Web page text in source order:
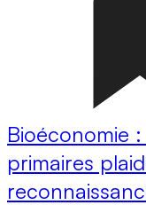
Bioéconomie
primaires